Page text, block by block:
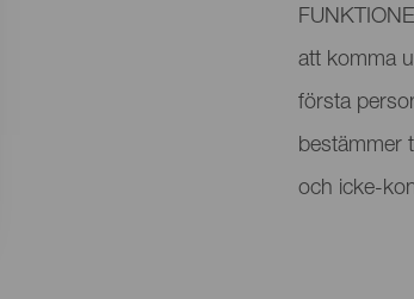
Descripción
del
evento
att komma
första
bestämmer
och icke-